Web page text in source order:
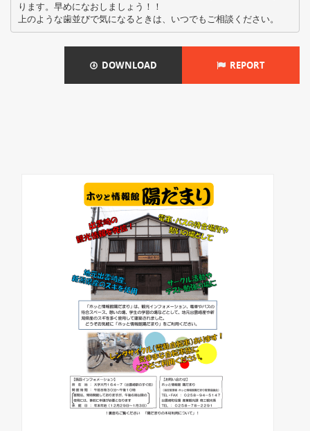
ります。早めになおしましょう！！
DOWNLOAD REPORT